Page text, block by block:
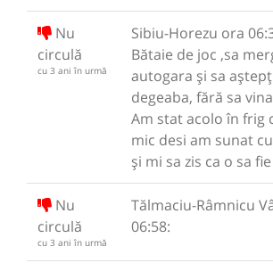
Nu
circulă
cu 3 ani în urmă
Sibiu-Horezu ora
Bătaie de joc ,sa
autogara și sa
degeaba, fără sa
Am stat acolo în frig
mic desi am sunat
și mi sa zis ca o sa
Nu
circulă
cu 3 ani în urmă
Tălmaciu-Râmnicu
06:58: